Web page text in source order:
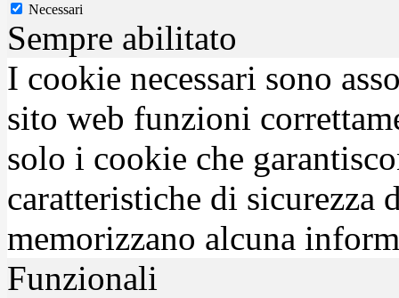
Necessari
Sempre abilitato
I cookie necessari sono
sito web funzioni
solo i cookie che
caratteristiche di sicurezza
memorizzano alcuna
Funzionali